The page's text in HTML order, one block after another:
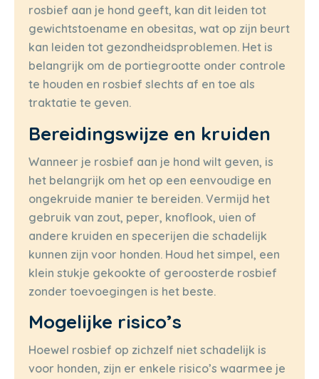
rosbief aan je hond geeft, kan dit leiden tot
gewichtstoename en obesitas, wat op zijn beurt
kan leiden tot gezondheidsproblemen. Het is
belangrijk om de portiegrootte onder controle
te houden en rosbief slechts af en toe als
traktatie te geven.
Bereidingswijze en kruiden
Wanneer je rosbief aan je hond wilt geven, is
het belangrijk om het op een eenvoudige en
ongekruide manier te bereiden. Vermijd het
gebruik van zout, peper, knoflook, uien of
andere kruiden en specerijen die schadelijk
kunnen zijn voor honden. Houd het simpel, een
klein stukje gekookte of geroosterde rosbief
zonder toevoegingen is het beste.
Mogelijke risico’s
Hoewel rosbief op zichzelf niet schadelijk is
voor honden, zijn er enkele risico’s waarmee je